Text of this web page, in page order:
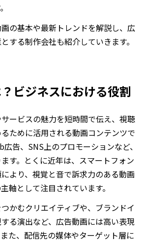
の基本や最新トレンドを解説し、広
する制作会社も紹介していきます。
ビジネスにおける役割
ービスの魅力を短時間で伝え、視聴
ために活用される動画コンテンツで
告、SNS上のプロモーションなど、
す。とくに近年は、スマートフォン
より、視覚と音で訴求力のある動画
軸として注目されています。
かむクリエイティブや、ブランドイ
る演出など、広告動画には高い表現
た、配信先の媒体やターゲット層に